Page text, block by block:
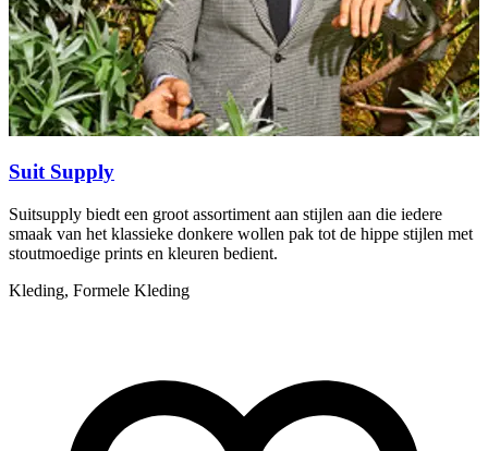
Suit Supply
Suitsupply biedt een groot assortiment aan stijlen aan die iedere
smaak van het klassieke donkere wollen pak tot de hippe stijlen met
stoutmoedige prints en kleuren bedient.
Kleding, Formele Kleding